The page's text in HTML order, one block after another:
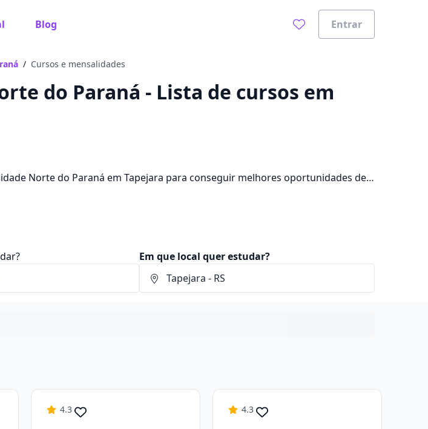
Blog Entrar
para seus estudos
/ Cursos e mensalidades
do Paraná - Lista de cursos em
Norte do Paraná em Tapejara para conseguir melhores oportunidades de
Em que local quer estudar?
4.3 4.3